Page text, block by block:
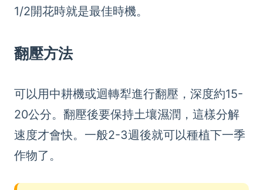
1/2開花時就是最佳時機。
翻壓方法
可以用中耕機或迴轉犁進行翻壓，深度約15-
20公分。翻壓後要保持土壤濕潤，這樣分解
速度才會快。一般2-3週後就可以種植下一季
作物了。